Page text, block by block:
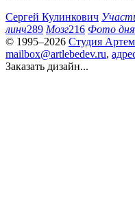
Сергей Кулинкович
линч289 Мозг216 Фото дня
© 1995–2026 Студия
mailbox@artlebedev.ru,
Заказать дизайн...